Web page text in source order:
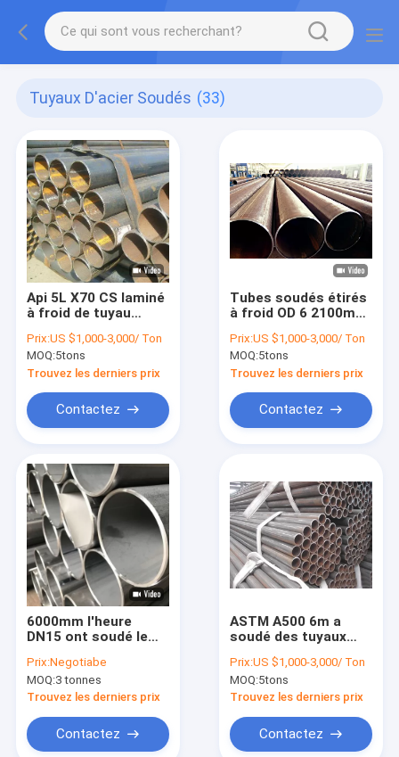
Tuyaux D'acier Soudés (33)
Api 5L X70 CS laminé
à froid de tuyau
20 pouces soudé
sifflent 6 à 12m
Prix:US $1,000-3,000/ Ton
MOQ:5tons
Trouvez les derniers prix
Contactez
Tubes soudés étirés
à froid OD 6 2100mm
DIN2393 ST37 ERW
Prix:US $1,000-3,000/ Ton
MOQ:5tons
Trouvez les derniers prix
Contactez
6000mm l'heure
DN15 ont soudé le
superbe des tuyaux
d'acier ASTM A790
UNS S31803
Prix:Negotiabe
MOQ:3 tonnes
Trouvez les derniers prix
Contactez
ASTM A500 6m a
soudé des tuyaux
SS304
Prix:US $1,000-3,000/ Ton
MOQ:5tons
Trouvez les derniers prix
Contactez